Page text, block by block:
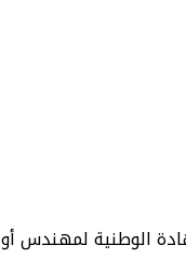
الوطنية لمهندس أو